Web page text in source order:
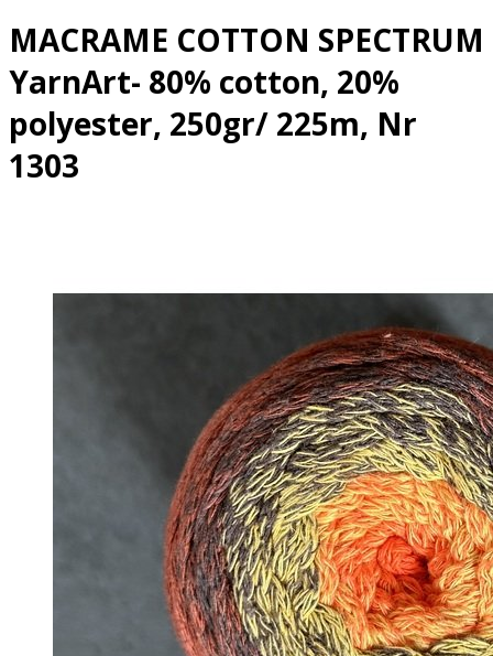
MACRAME COTTON SPECTRUM
YarnArt- 80% cotton, 20%
polyester, 250gr/ 225m, Nr
1303